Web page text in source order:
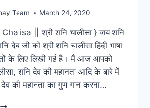
Team March 24, 2020
|| श्री शनि चालीसा } जय शनि
देव जी की श्री शनि चालीसा हिंदी भाषा
के लिए लिखी गई है। मैं आज आपको
शनि देव की महानता आदि के बारे में
की महानता का गुण गान करना…
श्री